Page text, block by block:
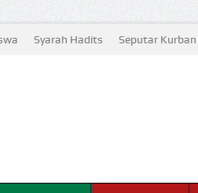
Syarah Hadits Seputar Kurban